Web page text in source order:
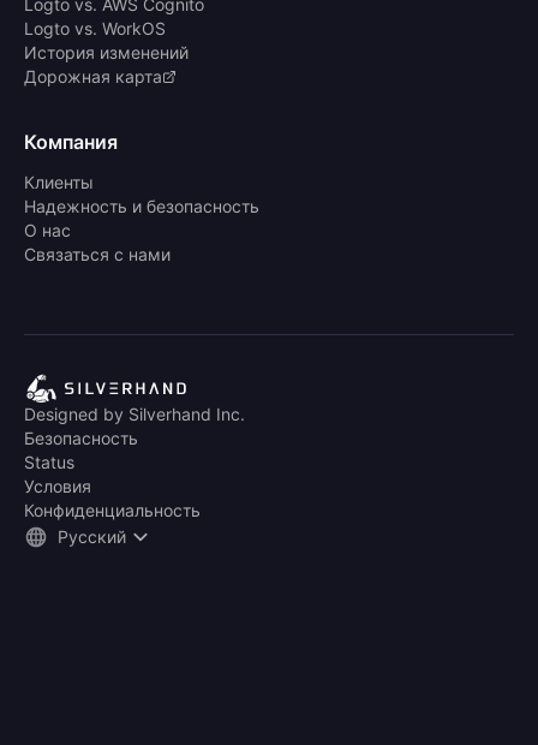
Logto vs. WorkOS
История изменений
Дорожная карта
Компания
Клиенты
Надежность и безопасность
О нас
Связаться с нами
Designed by Silverhand Inc.
Безопасность
Status
Условия
Конфиденциальность
Русский